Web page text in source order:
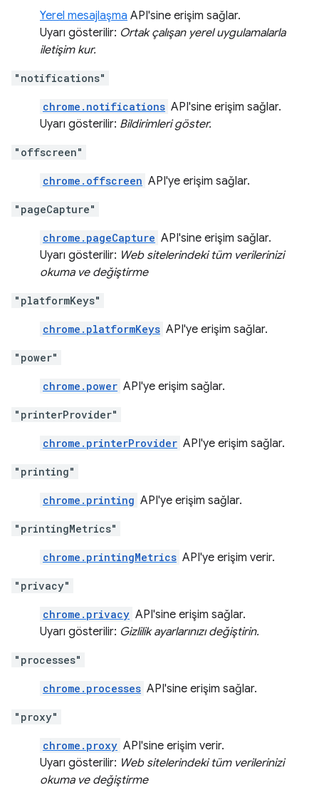
Yerel mesajlaşma API'sine erişim sağlar.
Uyarı gösterilir: Ortak çalışan yerel uygulamalarla
iletişim kur.
"notifications"
chrome.notifications API'sine erişim sağlar.
Uyarı gösterilir: Bildirimleri göster.
"offscreen"
chrome.offscreen API'ye erişim sağlar.
"pageCapture"
chrome.pageCapture API'sine erişim sağlar.
Uyarı gösterilir: Web sitelerindeki tüm verilerinizi
okuma ve değiştirme
"platformKeys"
chrome.platformKeys API'ye erişim sağlar.
"power"
chrome.power API'ye erişim sağlar.
"printerProvider"
chrome.printerProvider API'ye erişim sağlar.
"printing"
chrome.printing API'ye erişim sağlar.
"printingMetrics"
chrome.printingMetrics API'ye erişim verir.
"privacy"
chrome.privacy API'sine erişim sağlar.
Uyarı gösterilir: Gizlilik ayarlarınızı değiştirin.
"processes"
chrome.processes API'sine erişim sağlar.
"proxy"
chrome.proxy API'sine erişim verir.
Uyarı gösterilir: Web sitelerindeki tüm verilerinizi
okuma ve değiştirme